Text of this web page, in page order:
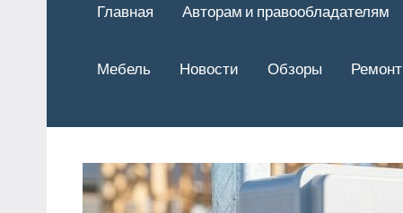
Главная Авторам и правообладателям
Мебель Новости Обзоры Ремонт